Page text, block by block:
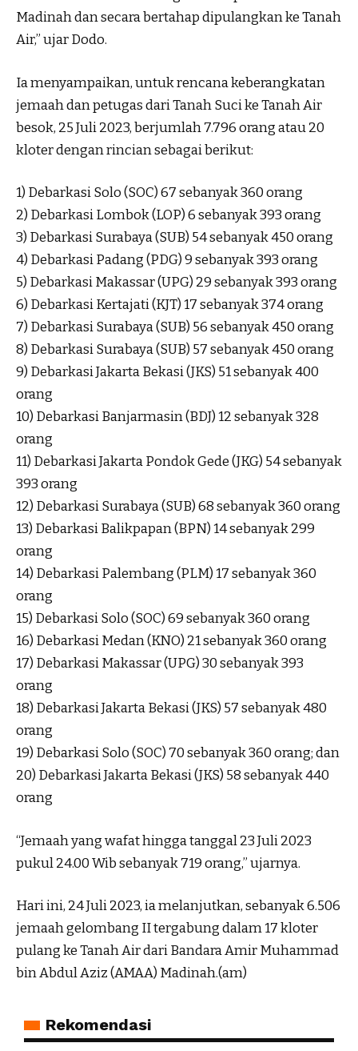
Madinah dan secara bertahap dipulangkan ke Tanah
Air,” ujar Dodo.
Ia menyampaikan, untuk rencana keberangkatan
jemaah dan petugas dari Tanah Suci ke Tanah Air
besok, 25 Juli 2023, berjumlah 7.796 orang atau 20
kloter dengan rincian sebagai berikut:
1) Debarkasi Solo (SOC) 67 sebanyak 360 orang
2) Debarkasi Lombok (LOP) 6 sebanyak 393 orang
3) Debarkasi Surabaya (SUB) 54 sebanyak 450 orang
4) Debarkasi Padang (PDG) 9 sebanyak 393 orang
5) Debarkasi Makassar (UPG) 29 sebanyak 393 orang
6) Debarkasi Kertajati (KJT) 17 sebanyak 374 orang
7) Debarkasi Surabaya (SUB) 56 sebanyak 450 orang
8) Debarkasi Surabaya (SUB) 57 sebanyak 450 orang
9) Debarkasi Jakarta Bekasi (JKS) 51 sebanyak 400
orang
10) Debarkasi Banjarmasin (BDJ) 12 sebanyak 328
orang
11) Debarkasi Jakarta Pondok Gede (JKG) 54 sebanyak
393 orang
12) Debarkasi Surabaya (SUB) 68 sebanyak 360 orang
13) Debarkasi Balikpapan (BPN) 14 sebanyak 299
orang
14) Debarkasi Palembang (PLM) 17 sebanyak 360
orang
15) Debarkasi Solo (SOC) 69 sebanyak 360 orang
16) Debarkasi Medan (KNO) 21 sebanyak 360 orang
17) Debarkasi Makassar (UPG) 30 sebanyak 393
orang
18) Debarkasi Jakarta Bekasi (JKS) 57 sebanyak 480
orang
19) Debarkasi Solo (SOC) 70 sebanyak 360 orang; dan
20) Debarkasi Jakarta Bekasi (JKS) 58 sebanyak 440
orang
“Jemaah yang wafat hingga tanggal 23 Juli 2023
pukul 24.00 Wib sebanyak 719 orang,” ujarnya.
Hari ini, 24 Juli 2023, ia melanjutkan, sebanyak 6.506
jemaah gelombang II tergabung dalam 17 kloter
pulang ke Tanah Air dari Bandara Amir Muhammad
bin Abdul Aziz (AMAA) Madinah.(am)
Rekomendasi